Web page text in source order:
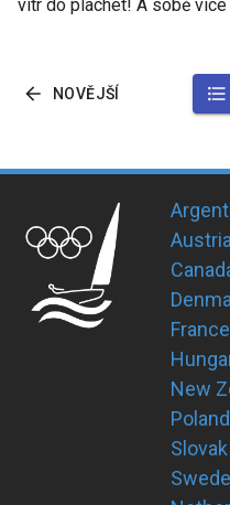
vítr do plachet! A sobě více
NOVĚJŠÍ
Austria
France
New
Poland
Slovak